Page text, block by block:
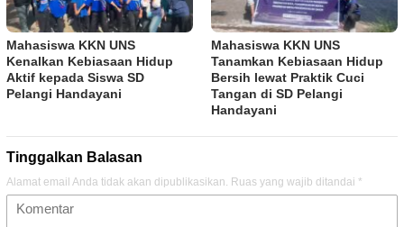
Mahasiswa KKN UNS
Kenalkan Kebiasaan Hidup
Aktif kepada Siswa SD
Pelangi Handayani
Mahasiswa KKN UNS
Tanamkan Kebiasaan Hidup
Bersih lewat Praktik Cuci
Tangan di SD Pelangi
Handayani
Tinggalkan Balasan
Alamat email Anda tidak akan dipublikasikan. Ruas yang wajib ditandai *